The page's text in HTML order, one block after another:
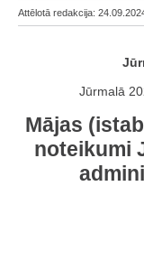
Attēlotā redakcija:
Jūrmalā
Mājas
noteikumi